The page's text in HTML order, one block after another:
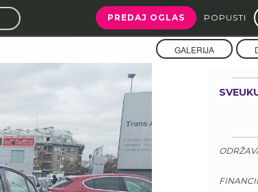
PREDAJ OGLAS POPUSTI
GALERIJA